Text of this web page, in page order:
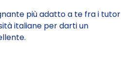
più adatto a te fra i tutor
italiane per darti un